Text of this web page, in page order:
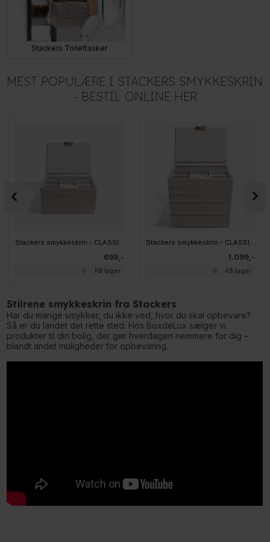
Stackers Toilettasker
MEST POPULÆRE I STACKERS SMYKKESKRIN
- BESTIL ONLINE HER
699,-
På lager
1.099,-
På lager
Stilrene smykkeskrin fra Stackers
Har du mange smykker, du ikke ved, hvor du skal opbevare?
Så er du landet det rette sted. Hos BoxdeLux sælger vi
produkter til din bolig, der gør hverdagen nemmere for dig –
blandt andet muligheder for opbevaring.